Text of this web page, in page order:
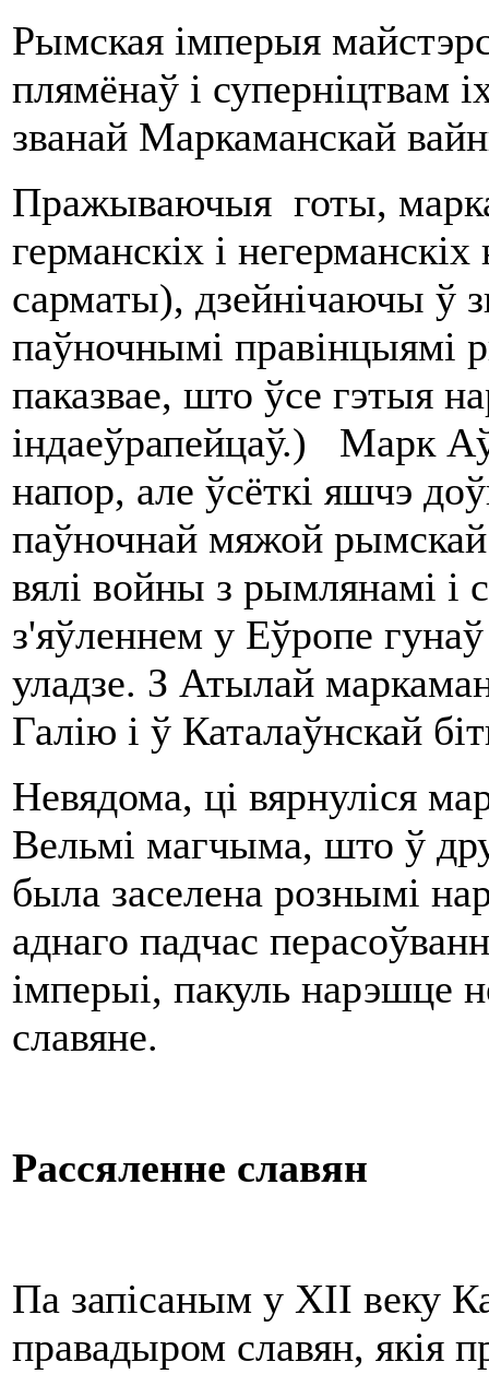
Рымская імперыя
плямёнаў і суперніцтвам
званай Маркаманскай
Пражываючыя готы,
германскіх і
сарматы), дзейнічаючы ў
паўночнымі правінцыямі
паказвае, што ўсе гэтыя
індаеўрапейцаў.) Марк
напор, але ўсёткі яшчэ
паўночнай мяжой
вялі войны з рымлянамі і
з'яўленнем у Еўропе
уладзе. З Атылай
Галію і ў Каталаўнскай
Невядома, ці вярнуліся
Вельмі магчыма, што ў
была заселена рознымі
аднаго падчас
імперыі, пакуль нарэшце
славяне.
Рассяленне славян
Па запісаным у XII веку
правадыром славян, якія